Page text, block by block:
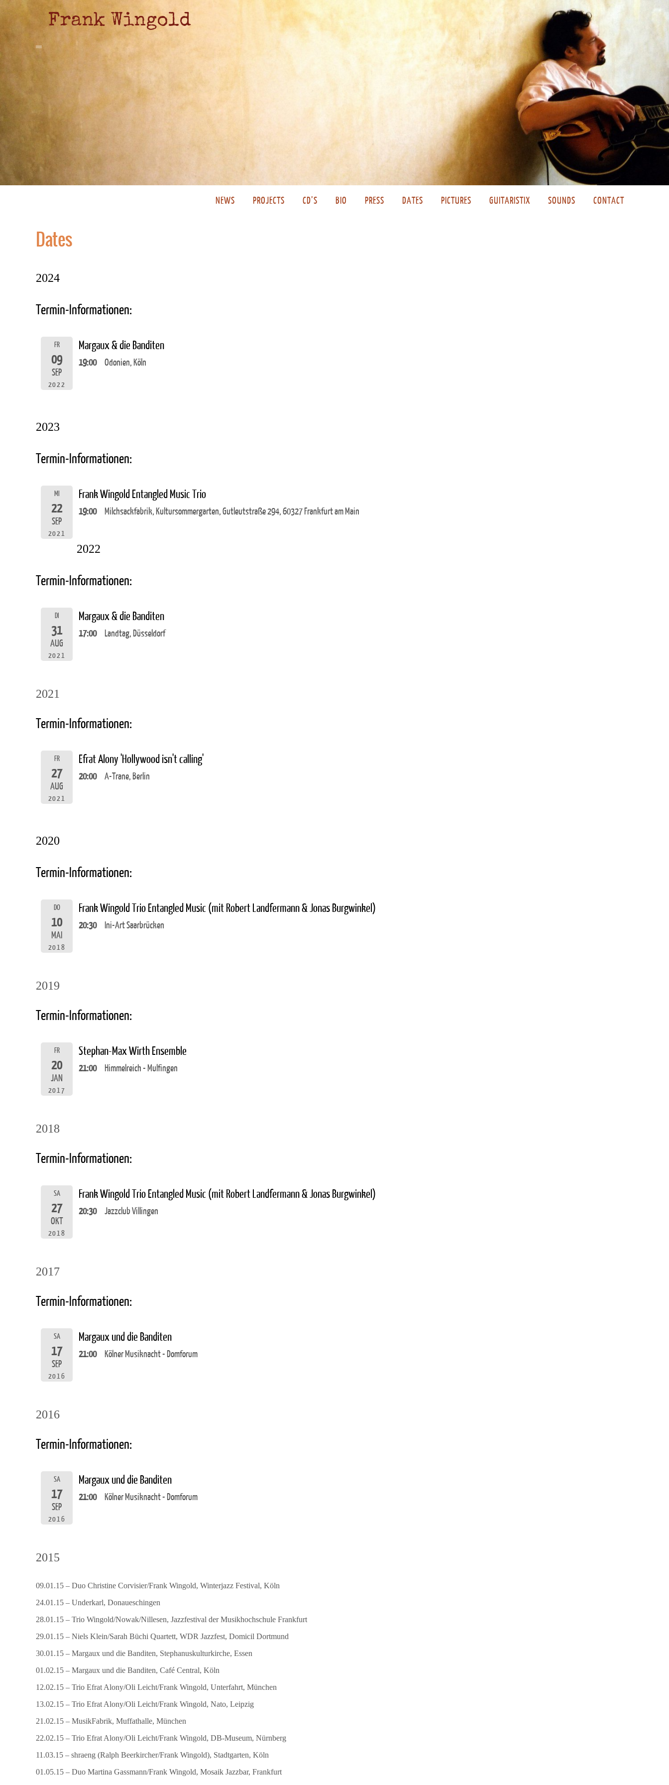
Frank Wingold
NEWS PROJECTS CD’S BIO PRESS DATES PICTURES GUITARISTIX SOUNDS CONTACT
Dates
2024
Termin-Informationen:
FR
09
SEP
2022
Margaux & die Banditen
19:00 Odonien, Köln
2023
Termin-Informationen:
MI
22
SEP
2021
Frank Wingold Entangled Music Trio
19:00 Milchsackfabrik, Kultursommergarten, Gutleutstraße 294, 60327 Frankfurt am Main
2022
Termin-Informationen:
DI
31
AUG
2021
Margaux & die Banditen
17:00 Landtag, Düsseldorf
2021
Termin-Informationen:
FR
27
AUG
2021
Efrat Alony 'Hollywood isn't calling'
20:00 A-Trane, Berlin
2020
Termin-Informationen:
DO
10
MAI
2018
Frank Wingold Trio Entangled Music (mit Robert Landfermann & Jonas Burgwinkel)
20:30 Ini-Art Saarbrücken
2019
Termin-Informationen:
FR
20
JAN
2017
Stephan-Max Wirth Ensemble
21:00 Himmelreich - Mulfingen
2018
Termin-Informationen:
SA
27
OKT
2018
Frank Wingold Trio Entangled Music (mit Robert Landfermann & Jonas Burgwinkel)
20:30 Jazzclub Villingen
2017
Termin-Informationen:
SA
17
SEP
2016
Margaux und die Banditen
21:00 Kölner Musiknacht - Domforum
2016
Termin-Informationen:
SA
17
SEP
2016
Margaux und die Banditen
21:00 Kölner Musiknacht - Domforum
2015
09.01.15 – Duo Christine Corvisier/Frank Wingold, Winterjazz Festival, Köln
24.01.15 – Underkarl, Donaueschingen
28.01.15 – Trio Wingold/Nowak/Nillesen, Jazzfestival der Musikhochschule Frankfurt
29.01.15 – Niels Klein/Sarah Büchi Quartett, WDR Jazzfest, Domicil Dortmund
30.01.15 – Margaux und die Banditen, Stephanuskulturkirche, Essen
01.02.15 – Margaux und die Banditen, Café Central, Köln
12.02.15 – Trio Efrat Alony/Oli Leicht/Frank Wingold, Unterfahrt, München
13.02.15 – Trio Efrat Alony/Oli Leicht/Frank Wingold, Nato, Leipzig
21.02.15 – MusikFabrik, Muffathalle, München
22.02.15 – Trio Efrat Alony/Oli Leicht/Frank Wingold, DB-Museum, Nürnberg
11.03.15 – shraeng (Ralph Beerkircher/Frank Wingold), Stadtgarten, Köln
01.05.15 – Duo Martina Gassmann/Frank Wingold, Mosaik Jazzbar, Frankfurt